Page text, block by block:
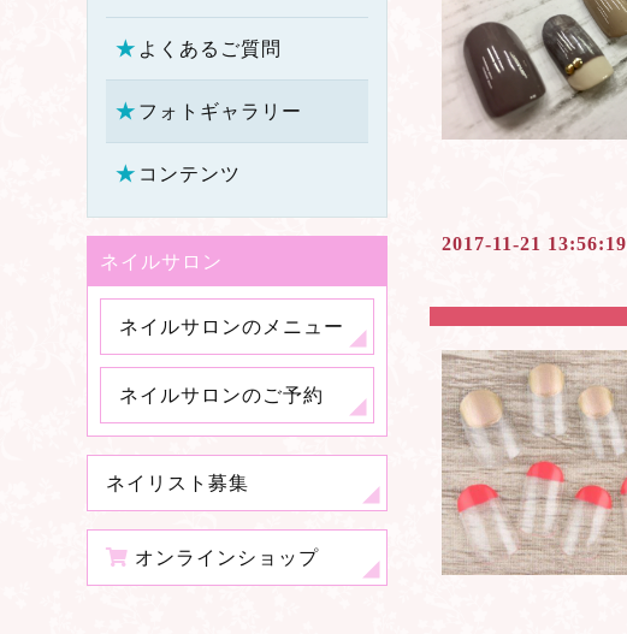
よくあるご質問
フォトギャラリー
コンテンツ
ネイルサロン
ネイルサロンのメニュー
ネイルサロンのご予約
ネイリスト募集
オンラインショップ
2017-11-21 13:56:19